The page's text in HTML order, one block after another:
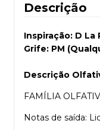
Descrição
Inspiração: D La
Grife: PM
Descrição
FAMÍLIA
Notas de saída: